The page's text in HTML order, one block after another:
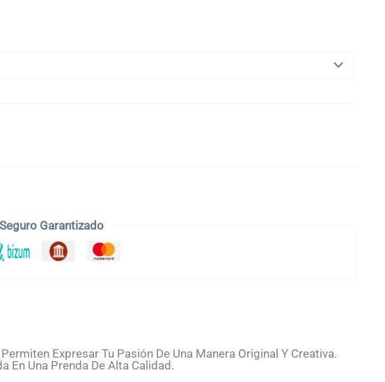
Garantizado
Permiten Expresar Tu Pasión De Una Manera Original Y Creativa.
En Una Prenda De Alta Calidad.